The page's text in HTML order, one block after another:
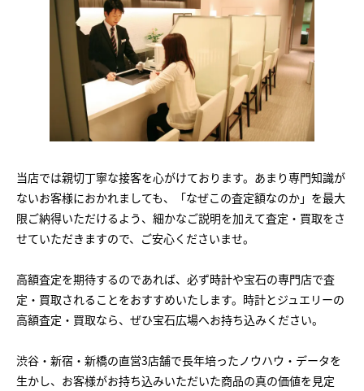
当店では親切丁寧な接客を心がけております。あまり専門知識が
ないお客様におかれましても、「なぜこの査定額なのか」を最大
限ご納得いただけるよう、細かなご説明を加えて査定・買取をさ
せていただきますので、ご安心くださいませ。
高額査定を期待するのであれば、必ず時計や宝石の専門店で査
定・買取されることをおすすめいたします。時計とジュエリーの
高額査定・買取なら、ぜひ宝石広場へお持ち込みください。
渋谷・新宿・新橋の直営3店舗で長年培ったノウハウ・データを
生かし、お客様がお持ち込みいただいた商品の真の価値を見定